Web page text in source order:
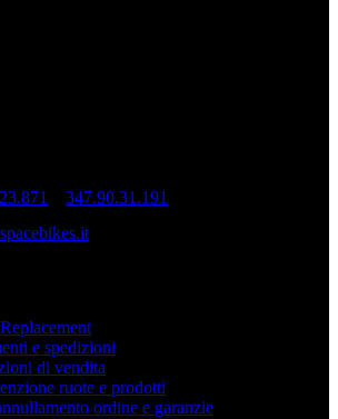
347.90.31.191
e spedizioni
di vendita
ruote e prodotti
ordine e garanzie